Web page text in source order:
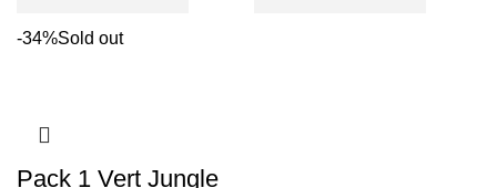
était :
-34%Sold out
Pack 1 Vert Jungle